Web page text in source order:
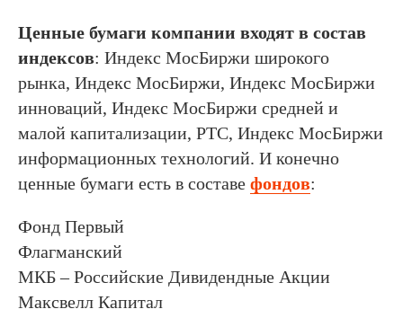
Ценные бумаги компании входят в состав
индексов: Индекс МосБиржи широкого
рынка, Индекс МосБиржи, Индекс МосБиржи
инноваций, Индекс МосБиржи средней и
малой капитализации, РТС, Индекс МосБиржи
информационных технологий. И конечно
ценные бумаги есть в составе фондов:
Фонд Первый
Флагманский
МКБ – Российские Дивидендные Акции
Максвелл Капитал